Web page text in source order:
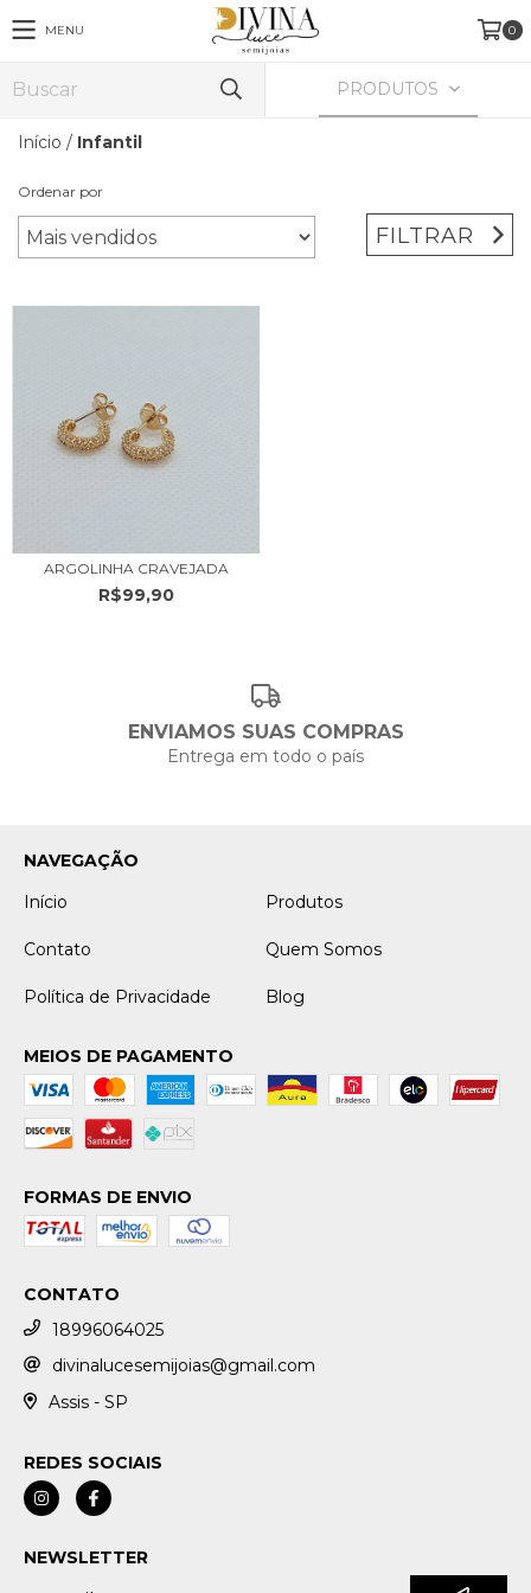
MENU 0
PRODUTOS
Início / Infantil
Ordenar por
FILTRAR
ARGOLINHA CRAVEJADA
R$99,90
ENVIAMOS SUAS COMPRAS
Entrega em todo o país
NAVEGAÇÃO
Início
Produtos
Contato Quem Somos
Política de Privacidade Blog
MEIOS DE PAGAMENTO
FORMAS DE ENVIO
CONTATO
18996064025
divinalucesemijoias@gmail.com
Assis - SP
REDES SOCIAIS
NEWSLETTER